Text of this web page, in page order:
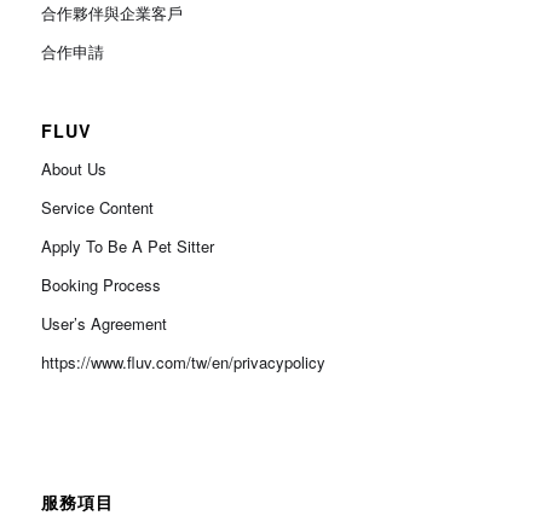
合作夥伴與企業客戶
合作申請
FLUV
About Us
Service Content
Apply To Be A Pet Sitter
Booking Process
User’s Agreement
https://www.fluv.com/tw/en/privacypolicy
服務項目